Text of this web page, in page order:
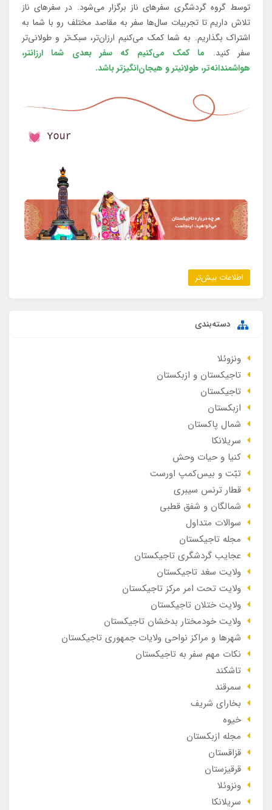
توسط گروه گردشگری سفرهای ناز برگزار می‌شود. در سفرهای ناز
تلاش داریم تا تجربیات سال‌ها سفر به مقاصد مختلف رو با شما به
اشتراک بگذاریم. به شما کمک می‌کنیم ارزان‌تر، سبک‌تر و طولانی‌تر
سفر کنید. ما کمک می‌کنیم که سفر بعدی شما ارزانتر،
هواشمندانه‌تر، طولانی‎تر و هیجان‌انگیزتر باشد.
اطلاعات بیش‌تر
دسته‌بندی
ونزوئلا
تاجیکستان و ازبکستان
تاجیکستان
ازبکستان
شمال پاکستان
سریلانکا
کنیا و حیات وحش
تبّت و بیس‌کمپ اورست
قطار ترنس سیبری
شمالگان و شفق قطبی
سوالات متداول
مجله تاجیکستان
عجایب گردشگری تاجیکستان
ولایت سغد تاجیکستان
ولایت تحت امر مرکز تاجیکستان
ولایت ختلان تاجیکستان
ولایت خودمختار بدخشان تاجیکستان
شهرها و مراکز نواحی ولایات جمهوری تاجیکستان
نکات مهم سفر به تاجیکستان
تاشکند
سمرقند
بخارای شریف
خیوه
مجله ازبکستان
قزاقستان
قرقیزستان
ونزوئلا
سریلانکا